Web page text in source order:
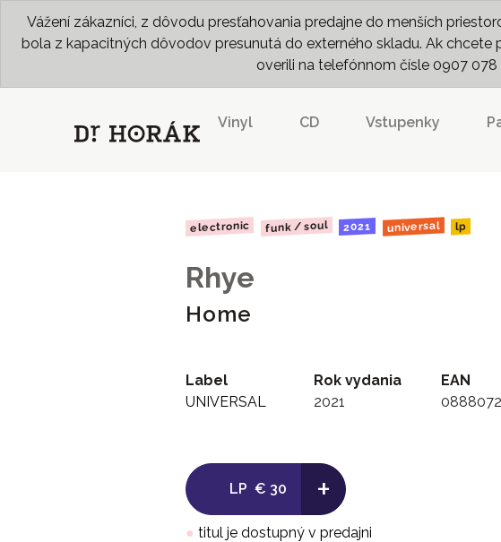
Vážení zákazníci, z dôvodu presťahovania predajne do menších
bola z kapacitných dôvodov presunutá do externého skladu. Ak
overili na telefónnom čísle 0907
Vinyl CD Vstupenky
electronic funk / soul 2021 universal lp
Rhye
Home
Label
UNIVERSAL
Rok vydania
2021
EAN
LP € 30 +
● titul je dostupný v predajni